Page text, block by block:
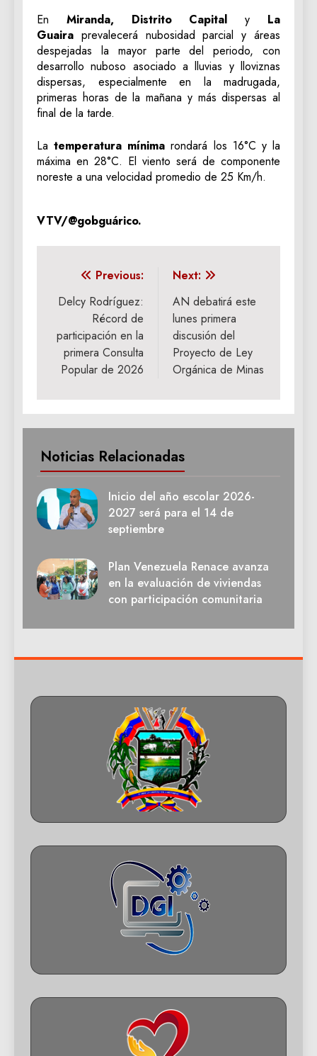
En Miranda, Distrito Capitaly La
Guaira prevalecerá nubosidad parcial y áreas
despejadas la mayor parte del periodo, con
desarrollo nuboso asociado a lluvias y lloviznas
dispersas, especialmente en la madrugada,
primeras horas de la mañana y más dispersas al
final de la tarde.
Latemperatura mínima rondará los 16°C y la
máxima en 28°C. El viento será de componente
noreste a una velocidad promedio de 25 Km/h.
VTV/@gobguárico.
Navegación
de
entradas
Previous:
Delcy Rodríguez:
Récord de
participación en la
primera Consulta
Popular de 2026
Next:
AN debatirá este
lunes primera
discusión del
Proyecto de Ley
Orgánica de Minas
Noticias Relacionadas
Inicio del año escolar 2026-
2027 será para el 14 de
septiembre
Plan Venezuela Renace avanza
en la evaluación de viviendas
con participación comunitaria